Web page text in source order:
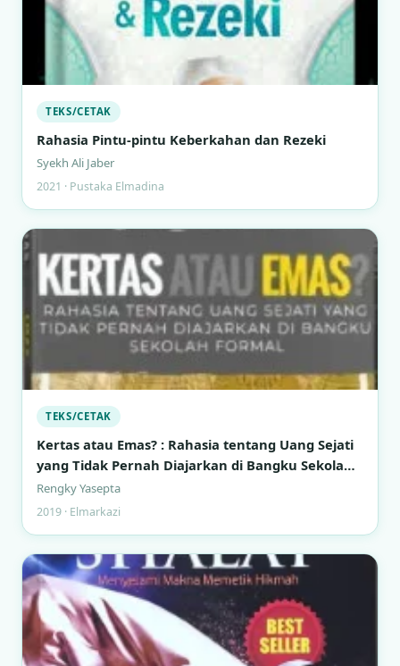
TEKS/CETAK
Rahasia Pintu-pintu Keberkahan dan Rezeki
Syekh Ali Jaber
2021 · Pustaka Elmadina
TEKS/CETAK
Kertas atau Emas? : Rahasia tentang Uang Sejati
yang Tidak Pernah Diajarkan di Bangku Sekolah
Formal
Rengky Yasepta
2019 · Elmarkazi